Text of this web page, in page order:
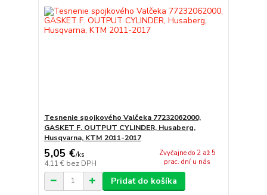
Tesnenie spojkového Valčeka 77232062000,
GASKET F. OUTPUT CYLINDER, Husaberg,
Husqvarna, KTM 2011-2017
5,05 €/ks
4,11 € bez DPH
Zvyčajne do 2 až 5
prac. dní u nás
Pridať do košíka